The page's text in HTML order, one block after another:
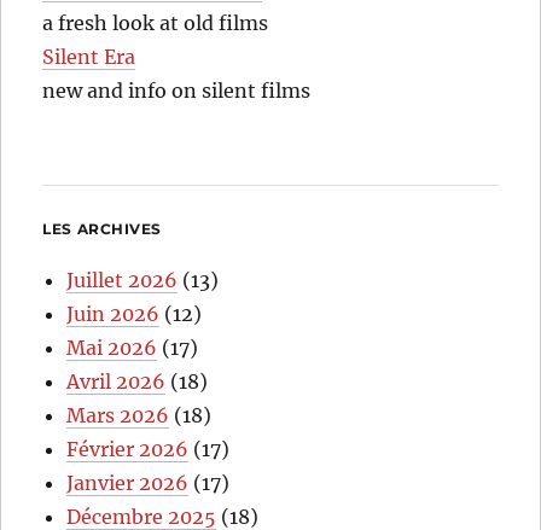
a fresh look at old films
Silent Era
new and info on silent films
LES ARCHIVES
Juillet 2026 (13)
Juin 2026 (12)
Mai 2026 (17)
Avril 2026 (18)
Mars 2026 (18)
Février 2026 (17)
Janvier 2026 (17)
Décembre 2025 (18)